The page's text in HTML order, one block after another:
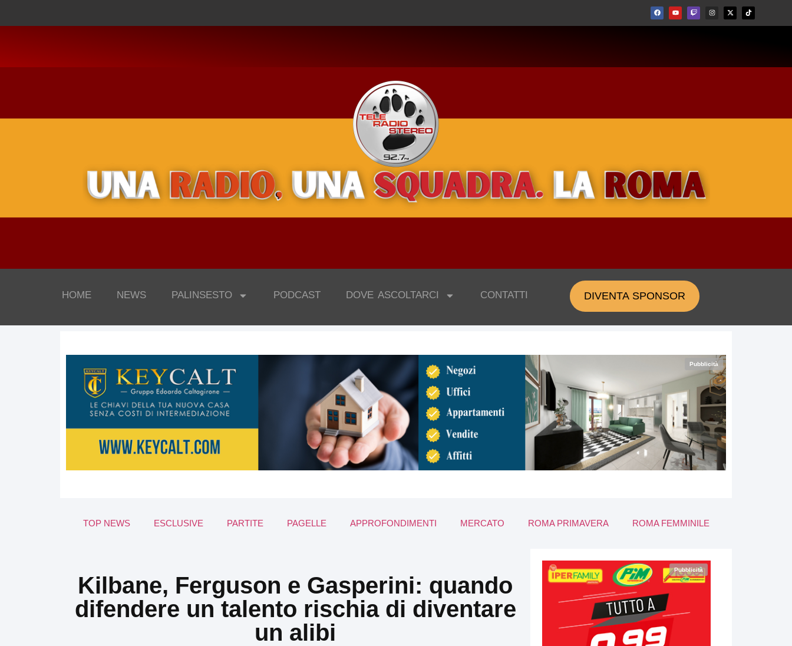
HOME NEWS PALINSESTO PODCAST DOVE ASCOLTARCI CONTATTI DIVENTA SPONSOR
Pubblicità
TOP NEWS ESCLUSIVE PARTITE PAGELLE APPROFONDIMENTI MERCATO ROMA PRIMAVERA ROMA FEMMINILE
Kilbane, Ferguson e Gasperini: quando
difendere un talento rischia di diventare
un alibi
Pubblicità